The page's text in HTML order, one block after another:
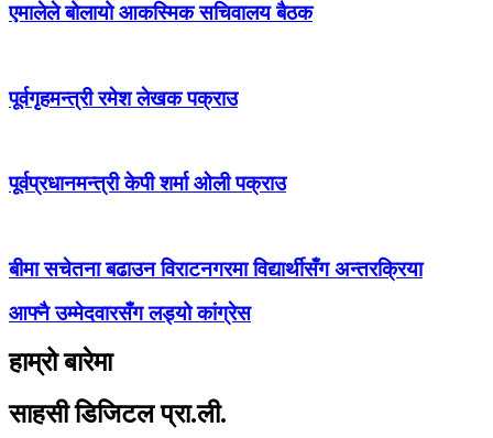
एमालेले बोलायो आकस्मिक सचिवालय बैठक
पूर्वगृहमन्त्री रमेश लेखक पक्राउ
पूर्वप्रधानमन्त्री केपी शर्मा ओली पक्राउ
बीमा सचेतना बढाउन विराटनगरमा विद्यार्थीसँग अन्तरक्रिया
आफ्नै उम्मेदवारसँग लड्यो कांग्रेस
हाम्रो बारेमा
साहसी डिजिटल प्रा.ली.